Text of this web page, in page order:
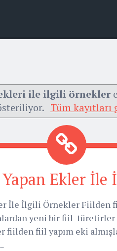
ile ilgili örnekler
Tüm kayıtları
Ekler
İle İlgili Örnekler Fiilden
yeni bir fiil türetirler
fiil yapım eki